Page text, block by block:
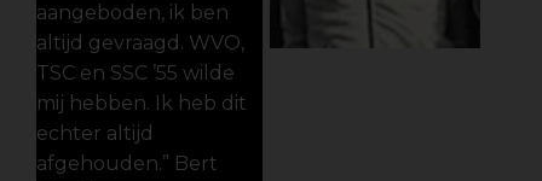
aangeboden, ik ben
altijd gevraagd. WVO,
TSC en SSC ’55 wilde
mij hebben. Ik heb dit
echter altijd
afgehouden.” Bert